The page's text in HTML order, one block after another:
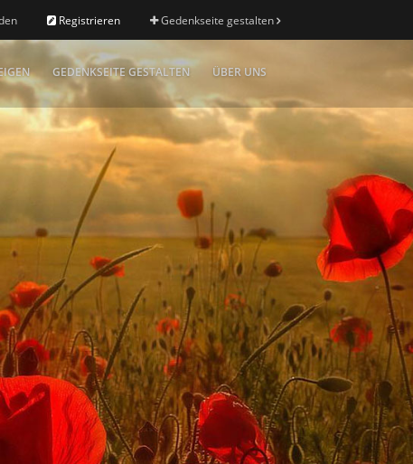
Registrieren Gedenkseite gestalten
GEDENKSEITE GESTALTEN ÜBER UNS